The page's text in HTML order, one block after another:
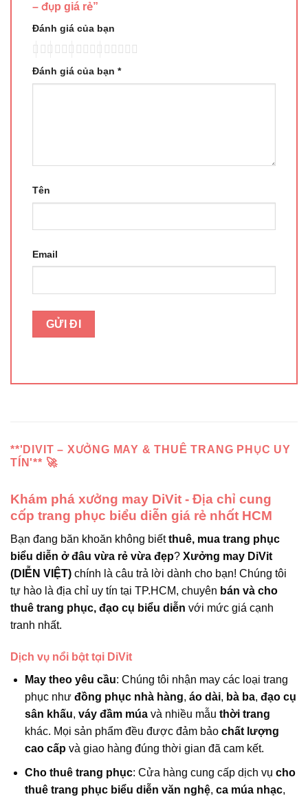
– đụp giá rẻ”
Đánh giá của bạn
Đánh giá của bạn *
Tên
Email
**'DIVIT – XƯỞNG MAY & THUÊ TRANG PHỤC UY
TÍN'** 🚀
Khám phá xưởng may DiVit - Địa chỉ cung
cấp trang phục biểu diễn giá rẻ nhất HCM
Bạn đang băn khoăn không biếtthuê, mua trang phục
biểu diễn ở đâu vừa rẻ vừa đẹp? Xưởng may DiVit
(DIỄN VIỆT) chính là câu trả lời dành cho bạn! Chúng tôi
tự hào là địa chỉ uy tín tại TP.HCM, chuyên bán và cho
thuê trang phục, đạo cụ biểu diễn với mức giá cạnh
tranh nhất.
Dịch vụ nổi bật tại DiVit
May theo yêu cầu: Chúng tôi nhận may các loại trang
phục như đồng phục nhà hàng, áo dài, bà ba, đạo cụ
sân khấu, váy đầm múavà nhiều mẫu thời trang
khác. Mọi sản phẩm đều được đảm bảo chất lượng
cao cấpvà giao hàng đúng thời gian đã cam kết.
Cho thuê trang phục: Cửa hàng cung cấp dịch vụ cho
thuê trang phục biểu diễn văn nghệ, ca múa nhạc,